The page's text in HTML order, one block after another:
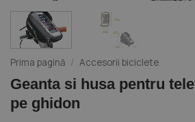
Prima pagină / Accesorii biciclete
Geanta si husa pentru
pe ghidon